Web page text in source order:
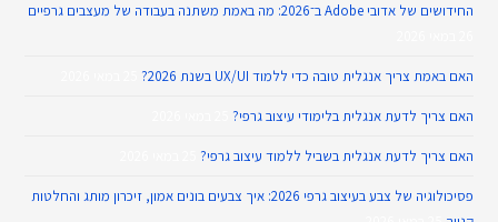
החידושים של אדובי Adobe ב־2026: מה באמת משתנה בעבודה של מעצבים גרפיים
האם באמת צריך אנגלית טובה כדי ללמוד UX/UI בשנת 2026?
האם צריך לדעת אנגלית בלימודי עיצוב גרפי?
האם צריך לדעת אנגלית בשביל ללמוד עיצוב גרפי?
פסיכולוגיה של צבע בעיצוב גרפי 2026: איך צבעים בונים אמון, זיכרון מותג והחלטות